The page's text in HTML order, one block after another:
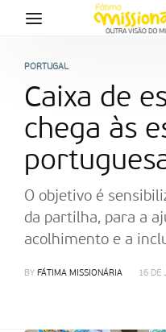
PORTUGAL
Caixa de
chega às
O objetivo é
da partilha, para a
acolhimento e a
BY FÁTIMA MISSIONÁRIA 16 DE